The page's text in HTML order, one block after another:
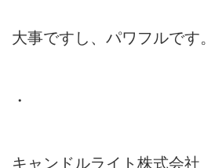
大事ですし、パワフルです。
・
キャンドルライト株式会社